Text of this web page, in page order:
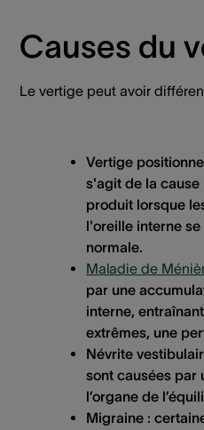
Causes du
Le vertige peut avoir
Vertige
s'agit de la
produit lorsque
l'oreille interne
normale.
Maladie de
par une
interne,
extrêmes, une
Névrite
sont causées par
l’organe de
Migraine :